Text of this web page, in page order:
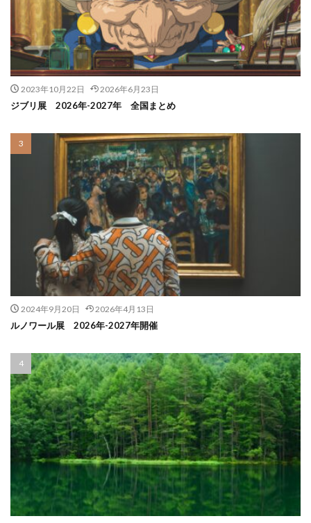
2023年10月22日 2026年6月23日
ジブリ展 2026年-2027年 全国まとめ
2024年9月20日 2026年4月13日
ルノワール展 2026年-2027年開催